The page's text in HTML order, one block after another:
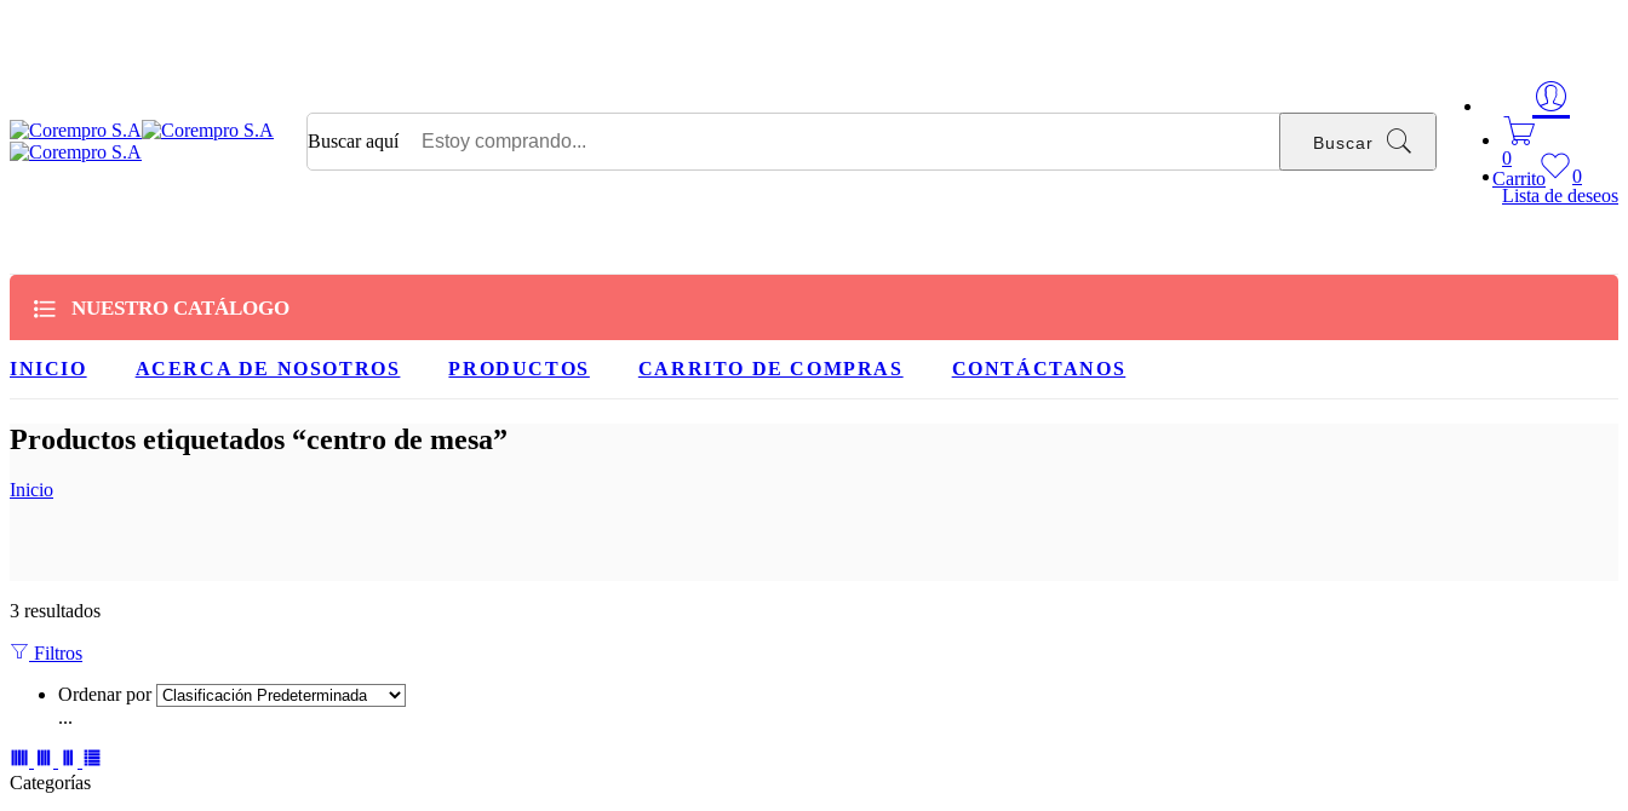
Buscar aquí Buscar
0
Carrito
0
Lista de deseos
NUESTRO CATÁLOGO
INICIO ACERCA DE NOSOTROS PRODUCTOS CARRITO DE COMPRAS CONTÁCTANOS
Productos etiquetados “centro de mesa”
Inicio
3 resultados
Filtros
Ordenar por
...
Categorías